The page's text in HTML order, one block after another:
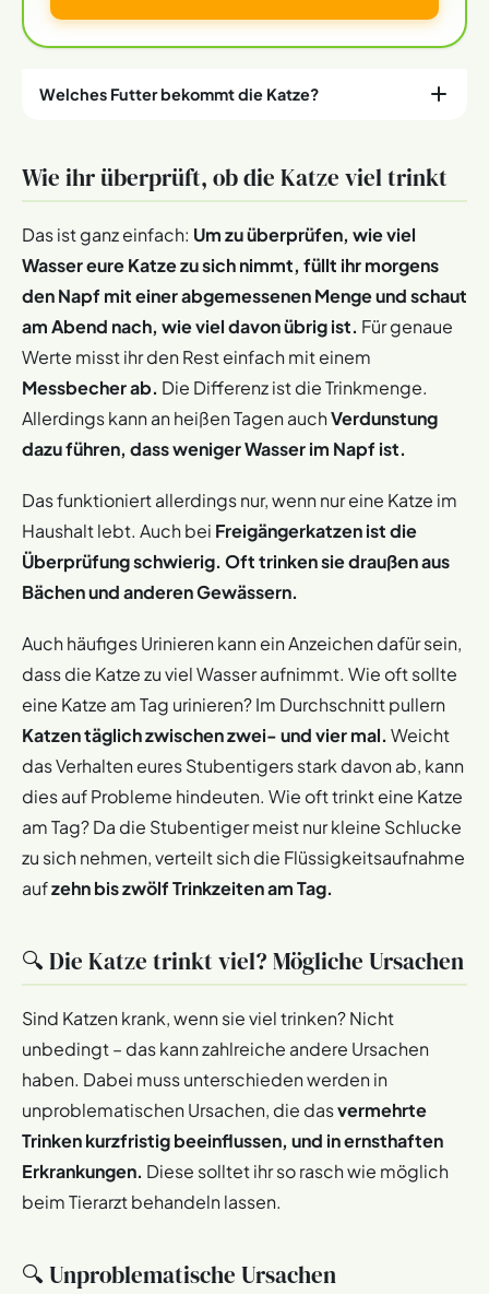
Welches Futter bekommt die Katze?
Vierbeiner Nassfutter oder ausschließlich Trockenfutter
bekommt.Übers Nassfutter wird der Bedarf an
Feuchtigkeit oft schon über die Ernährung gedeckt.
Katzen, die Trockenfutter erhalten, müssen hingegen
Wie viel Wasser ist im Nassfutter für die Katze? Der
Feuchtigkeitsgehalt liegt zwischen 60 und 80
Prozent und einer Dosis von 400 Gramm am Tag
nimmt die Katze über das Nassfutter also bereits 320
ml Wasser zu sich.
Aber auch der Salzgehalt hat Einfluss auf die Trinkmenge.
Je mehr Salz im Futter enthalten ist, desto mehr
Wasser benötigt der Körper,um den
Flüssigkeitshaushalt auf einem gesunden Level zu halten.
Wie ihr überprüft, ob die Katze viel trinkt
Das ist ganz einfach: Um zu überprüfen, wie viel
Wasser eure Katze zu sich nimmt, füllt ihr morgens
den Napf mit einer abgemessenen Menge und schaut
am Abend nach, wie viel davon übrig ist. Für genaue
Werte misst ihr den Rest einfach mit einem
Messbecher ab. Die Differenz ist die Trinkmenge.
Allerdings kann an heißen Tagen auchVerdunstung
dazu führen, dass weniger Wasser im Napf ist.
Das funktioniert allerdings nur, wenn nur eine Katze im
Haushalt lebt. Auch bei Freigängerkatzen ist die
Überprüfung schwierig. Oft trinken sie draußen aus
Bächen und anderen Gewässern.
Auch häufiges Urinieren kann ein Anzeichen dafür sein,
dass die Katze zu viel Wasser aufnimmt. Wie oft sollte
eine Katze am Tag urinieren? Im Durchschnitt pullern
Katzen täglich zwischen zwei- und vier mal. Weicht
das Verhalten eures Stubentigers stark davon ab, kann
dies auf Probleme hindeuten. Wie oft trinkt eine Katze
am Tag? Da die Stubentiger meist nur kleine Schlucke
zu sich nehmen, verteilt sich die Flüssigkeitsaufnahme
aufzehn bis zwölf Trinkzeiten am Tag.
🔍 Die Katze trinkt viel? Mögliche Ursachen
Sind Katzen krank, wenn sie viel trinken? Nicht
unbedingt – das kann zahlreiche andere Ursachen
haben. Dabei muss unterschieden werden in
unproblematischen Ursachen, die dasvermehrte
Trinken kurzfristig beeinflussen, und in ernsthaften
Erkrankungen. Diese solltet ihr so rasch wie möglich
beim Tierarzt behandeln lassen.
🔍 Unproblematische Ursachen